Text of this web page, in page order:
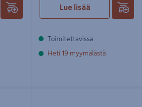
Lue lisää
Toimitettavissa
Heti 19 myymälästä